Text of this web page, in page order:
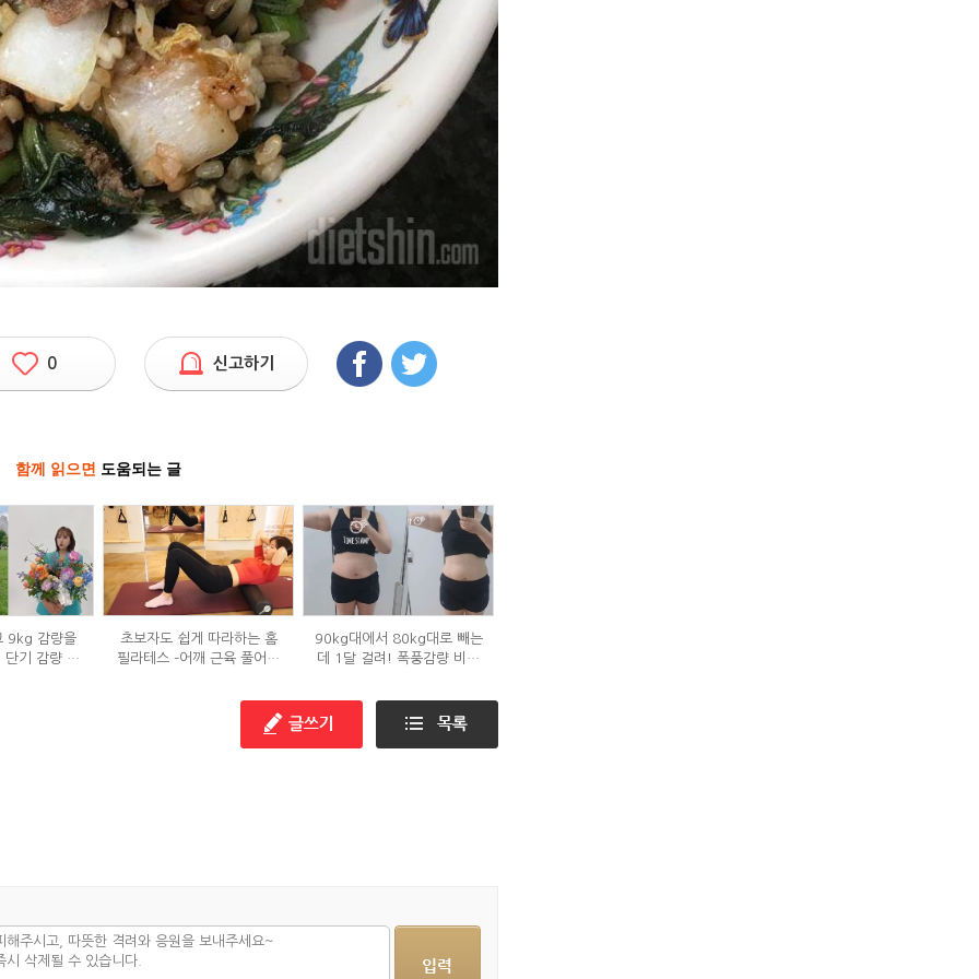
0 신고하기
함께 읽으면 도움되는 글
9kg 감량을
기 감량 식
초보자도 쉽게 따라하는 홈
필라테스 –어깨 근육 풀어주
90kg대에서 80kg대로 빼는
데 1달 걸려! 폭풍감량 비결